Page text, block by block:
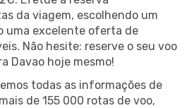
da viagem, escolhendo um
uma excelente oferta de
Não hesite: reserve o seu voo
Davao hoje mesmo!
todas as informações de
de 155 000 rotas de voo,